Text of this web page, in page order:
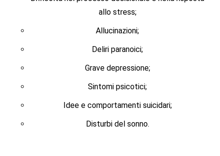
allo stress;
Allucinazioni;
Deliri paranoici;
Grave depressione;
Sintomi psicotici;
Idee e comportamenti suicidari;
Disturbi del sonno.